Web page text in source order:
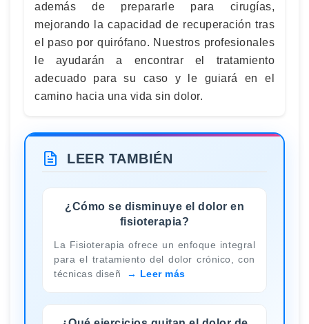
además de prepararle para cirugías,
mejorando la capacidad de recuperación tras
el paso por quirófano. Nuestros profesionales
le ayudarán a encontrar el tratamiento
adecuado para su caso y le guiará en el
camino hacia una vida sin dolor.
LEER TAMBIÉN
¿Cómo se disminuye el dolor en
fisioterapia?
La Fisioterapia ofrece un enfoque integral
para el tratamiento del dolor crónico, con
técnicas diseñ
Leer más